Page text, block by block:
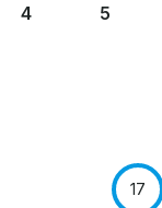
4 5
17